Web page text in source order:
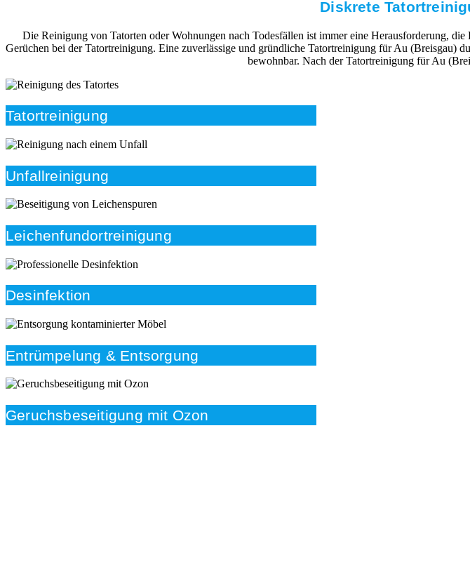
Diskrete
Die Reinigung von Tatorten oder Wohnungen nach Todesfällen ist immer eine Herausforderung,
Gerüchen bei der Tatortreinigung. Eine zuverlässige und gründliche Tatortreinigung für Au (Breisgau)
bewohnbar. Nach der Tatortreinigung für Au
Tatortreinigung
Unfallreinigung
Leichenfundortreinigung
Desinfektion
Entrümpelung & Entsorgung
Geruchsbeseitigung mit Ozon